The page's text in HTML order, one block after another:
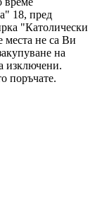
18, пред
"Католически
места не са Ви
на
изключени.
поръчате.